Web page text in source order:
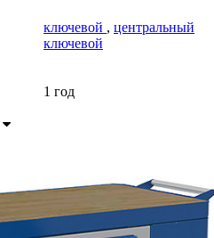
ключевой , центральный
ключевой
1 год